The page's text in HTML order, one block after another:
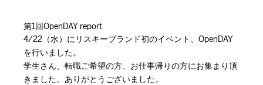
第1回OpenDAY report
4/22（水）にリスキーブランド初のイベント、OpenDAY
を行いました。
学生さん、転職ご希望の方、お仕事帰りの方にお集まり頂
きました。ありがとうございました。